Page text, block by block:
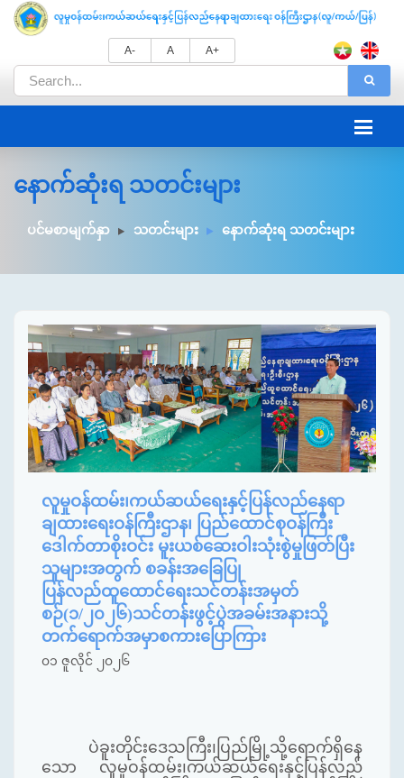
A- A A+
နောက်ဆုံးရ သတင်းများ
ပင်မစာမျက်နှာ သတင်းများ နောက်ဆုံးရ သတင်းများ
လူမှုဝန်ထမ်း၊ကယ်ဆယ်ရေးနှင့်ပြန်လည်နေရာ
ချထားရေးဝန်ကြီးဌာန၊ ပြည်ထောင်စုဝန်ကြီး
ဒေါက်တာစိုးဝင်း မူးယစ်ဆေးဝါးသုံးစွဲမှုဖြတ်ပြီး
သူများအတွက် စခန်းအခြေပြု
ပြန်လည်ထူထောင်ရေးသင်တန်းအမှတ်
စဉ်(၁/၂၀၂၆)သင်တန်းဖွင့်ပွဲအခမ်းအနားသို့
တက်ရောက်အမှာစကားပြောကြား
၀၁ ဇူလိုင် ၂၀၂၆
ပဲခူးတိုင်းဒေသကြီး၊ပြည်မြို့သို့ရောက်ရှိနေ
သော လူမှုဝန်ထမ်း၊ကယ်ဆယ်ရေးနှင့်ပြန်လည်